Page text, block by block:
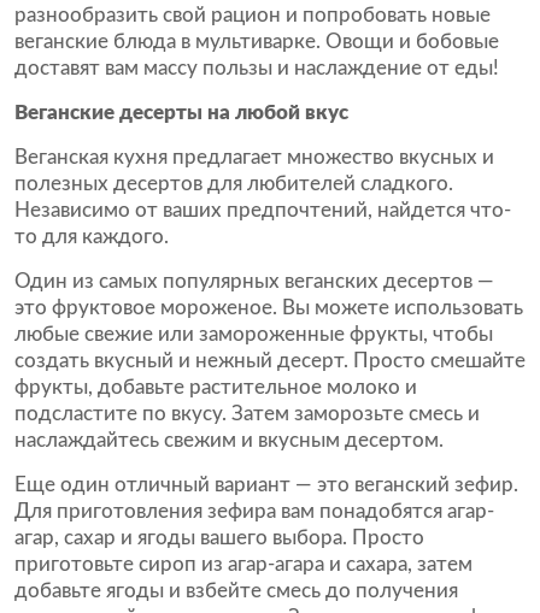
разнообразить свой рацион и попробовать новые
веганские блюда в мультиварке. Овощи и бобовые
доставят вам массу пользы и наслаждение от еды!
Веганские десерты на любой вкус
Веганская кухня предлагает множество вкусных и
полезных десертов для любителей сладкого.
Независимо от ваших предпочтений, найдется что-
то для каждого.
Один из самых популярных веганских десертов —
это фруктовое мороженое. Вы можете использовать
любые свежие или замороженные фрукты, чтобы
создать вкусный и нежный десерт. Просто смешайте
фрукты, добавьте растительное молоко и
подсластите по вкусу. Затем заморозьте смесь и
наслаждайтесь свежим и вкусным десертом.
Еще один отличный вариант — это веганский зефир.
Для приготовления зефира вам понадобятся агар-
агар, сахар и ягоды вашего выбора. Просто
приготовьте сироп из агар-агара и сахара, затем
добавьте ягоды и взбейте смесь до получения